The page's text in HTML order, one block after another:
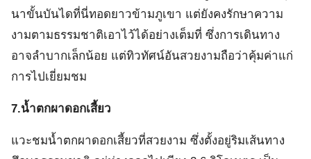
นาขั้นบันไดที่นี่ทอดยาวข้ามภูเขา แต่ยังคงรักษาความ
งามตามธรรมชาติเอาไว้ได้อย่างเต็มที่ ซึ่งการเดินทาง
อาจลำบากเล็กน้อย แต่ทิวทัศน์อันสวยงามถือว่าคุ้มค่าแก่
การไปเยี่ยมชม
7.น้ำตกผาดอกเสี้ยว
แวะชมน้ำตกผาดอกเสี้ยวที่สวยงาม ซึ่งตั้งอยู่ริมเส้นทาง